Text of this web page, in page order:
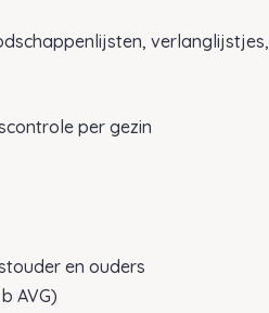
verlanglijstjes,
per gezin
en ouders
AVG)